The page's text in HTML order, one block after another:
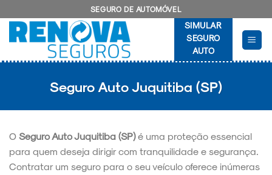
to
content
SEGURO DE AUTOMÓVEL
SIMULAR
SEGURO
AUTO
Seguro Auto Juquitiba (SP)
O Seguro Auto Juquitiba (SP)é uma proteção essencial
para quem deseja dirigir com tranquilidade e segurança.
Contratar um seguro para o seu veículo oferece inúmeras